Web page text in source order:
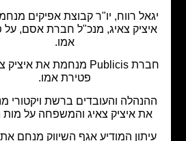
רווח, יו"ר קבוצת אפיקים מנחמים את
צאיג, מנכ"ל חברת אסם, על פטירת
חברת Publicis מנחמת את איציק צאיג על
פטירת אמו.
והעובדים ברשת ויקטורי מנחמים
איציק צאיג והמשפחה על מות האם.
המודיע אגף השיווק מנחם את איציק